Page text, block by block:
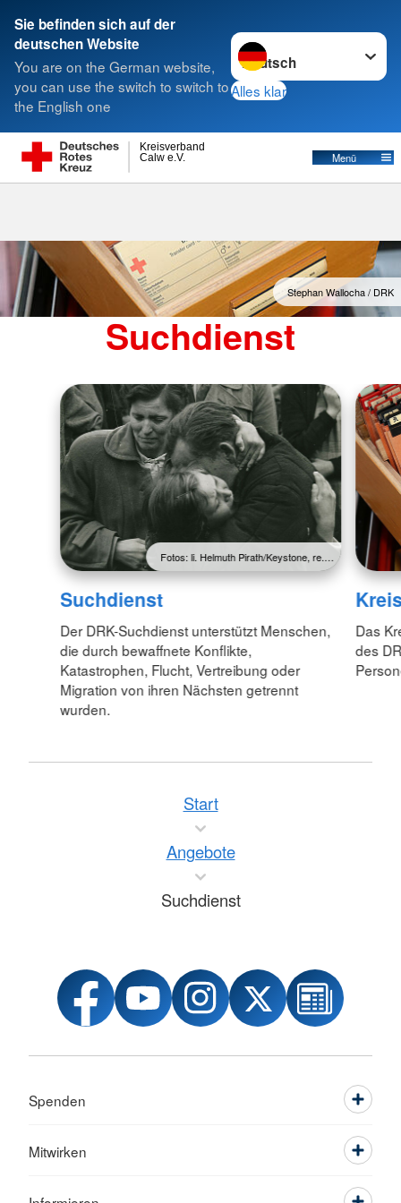
Sie befinden sich auf der
deutschen Website
You are on the German website,
you can use the switch to switch to
the English one
Sprache wechseln zu
Alles klar
Calw e.V.
Kreisverband
Menü
Suche
Stephan Wallocha / DRK
Suchdienst
Fotos: li. Helmuth Pirath/Keystone, re.…
Suchdienst
Der DRK-Suchdienst unterstützt Menschen,
die durch bewaffnete Konflikte,
Katastrophen, Flucht, Vertreibung oder
Migration von ihren Nächsten getrennt
wurden.
Das
des
Start
Angebote
Suchdienst
Spenden
Mitwirken